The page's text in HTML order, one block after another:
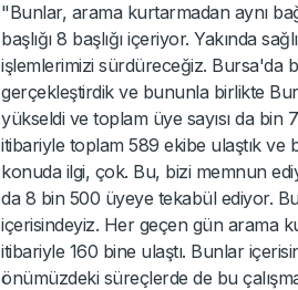
"Bunlar, arama kurtarmadan aynı
başlığı 8 başlığı içeriyor. Yakında
işlemlerimizi sürdüreceğiz. Bursa'da
gerçekleştirdik ve bununla birlikte
yükseldi ve toplam üye sayısı da
itibariyle toplam 589 ekibe ulaştık ve
konuda ilgi, çok. Bu, bizi memnun
da 8 bin 500 üyeye tekabül ediyor.
içerisindeyiz. Her geçen gün arama
itibariyle 160 bine ulaştı. Bunlar
önümüzdeki süreçlerde de bu